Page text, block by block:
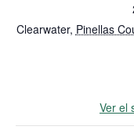
Clearwater, Pinellas
Ver el